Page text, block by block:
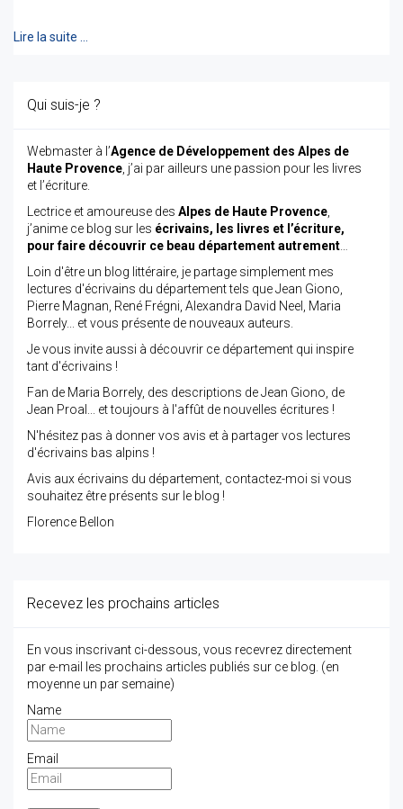
Lire la suite …
Qui suis-je ?
Webmaster à l’Agence de Développement des Alpes de
Haute Provence , j’ai par ailleurs une passion pour les livres
et l’écriture.
Lectrice et amoureuse des Alpes de Haute Provence
j’anime ce blog sur les écrivains, les livres et l’écriture,
pour faire découvrir ce beau département autrement
Loin d'être un blog littéraire, je partage simplement mes
lectures d'écrivains du département tels que Jean Giono,
Pierre Magnan, René Frégni, Alexandra David Neel, Maria
Borrely... et vous présente de nouveaux auteurs.
Je vous invite aussi à découvrir ce département qui inspire
tant d'écrivains !
Fan de Maria Borrely, des descriptions de Jean Giono, de
Jean Proal... et toujours à l'affût de nouvelles écritures !
N'hésitez pas à donner vos avis et à partager vos lectures
d'écrivains bas alpins !
Avis aux écrivains du département, contactez-moi si vous
souhaitez être présents sur le blog !
Florence Bellon
Recevez les prochains articles
En vous inscrivant ci-dessous, vous recevrez directement
par e-mail les prochains articles publiés sur ce blog. (en
moyenne un par semaine)
Name
Email